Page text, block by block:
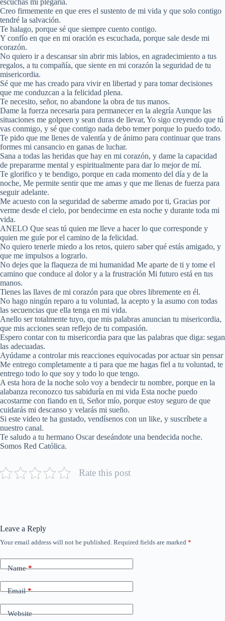
Creo firmemente en que eres el sustento de mi vida y que solo contigo
tendré la salvación.
Te halago, porque sé que siempre cuento contigo.
Y confío en que en mi oración es escuchada, porque sale desde mi
corazón.
No quiero ir a descansar sin abrir mis labios, en agradecimiento a tus
regalos, a tu compañía, que siente en mi corazón la seguridad de tu
misericordia.
Sé que me has creado para vivir en libertad y para tomar decisiones
que me conduzcan a la felicidad plena.
Te necesito, señor, no abandone la obra de tus manos.
Dame la fuerza necesaria para permanecer en la alegría Aunque las
situaciones me golpeen y sean duras de llevar, Yo sigo creyendo que tú
vas conmigo, y sé que contigo nada debo temer porque lo puedo todo.
Te pido que me llenes de valentía y de ánimo para continuar que trans
formes mi cansancio en ganas de luchar.
Sana a todas las heridas que hay en mi corazón, y dame la capacidad
de prepararme mental y espiritualmente para dar lo mejor de mí.
Te glorifico y te bendigo, porque en cada momento del día y de la
noche, Me permite sentir que me amas y que me llenas de fuerza para
seguir adelante.
Me acuesto con la seguridad de saberme amado por ti, Gracias por
verme desde el cielo, por bendecirme en esta noche y durante toda mi
vida.
ANELO Que seas tú quien me lleve a hacer lo que corresponde y
quien me guíe por el camino de la felicidad.
No quiero tenerle miedo a los retos, quiero saber qué estás amigado, y
que me impulsos a lograrlo.
No dejes que la flaqueza de mi humanidad Me aparte de ti y tome el
camino que conduce al dolor y a la frustración Mi futuro está en tus
manos.
Tienes las llaves de mi corazón para que obres libremente en él.
No hago ningún reparo a tu voluntad, la acepto y la asumo con todas
las secuencias que ella tenga en mi vida.
Anello ser totalmente tuyo, que mis palabras anuncian tu misericordia,
que mis acciones sean reflejo de tu compasión.
Espero contar con tu misericordia para que las palabras que diga: segan
las adecuadas.
Ayúdame a controlar mis reacciones equivocadas por actuar sin pensar
Me entrego completamente a ti para que me hagas fiel a tu voluntad, te
entrego todo lo que soy y todo lo que tengo.
A esta hora de la noche solo voy a bendecir tu nombre, porque en la
alabanza reconozco tus sabiduría en mi vida Esta noche puedo
acostarme con fiando en ti, Señor mío, porque estoy seguro de que
cuidarás mi descanso y velarás mi sueño.
Si este video te ha gustado, vendísenos con un like, y suscríbete a
nuestro canal.
Te saludo a tu hermano Oscar deseándote una bendecida noche.
Somos Red Católica.
Rate this post
Leave a Reply
Your email address will not be published. Required fields are marked *
Name*
Email*
Website